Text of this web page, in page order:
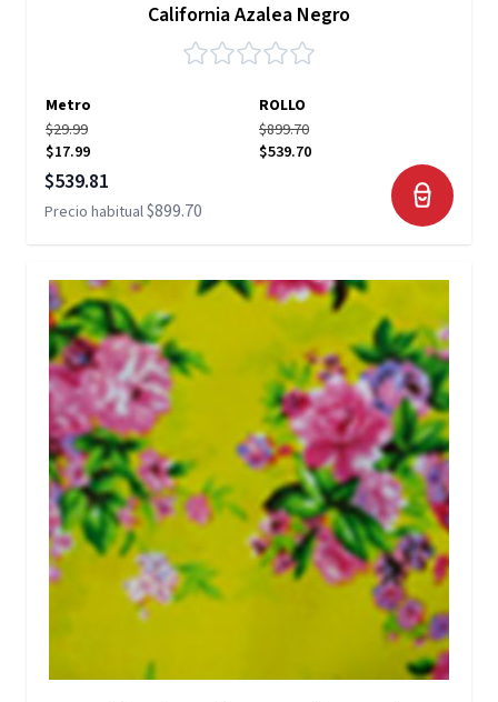
California Azalea Negro
Metro
ROLLO
$29.99
$17.99
$899.70
$539.70
Precio especial
$539.81
Precio habitual$899.70